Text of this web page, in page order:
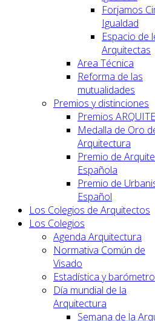
Forjamos
Igualdad
Espacio de
Arquitectas
Area Técnica
Reforma de las
mutualidades
Premios y distinciones
Premios
Medalla de Oro
Arquitectura
Premio de
Española
Premio de
Español
Los Colegios de Arquitectos
Los Colegios
Agenda Arquitectura
Normativa Común de
Visado
Estadística y barómetro
Día mundial de la
Arquitectura
Semana de la